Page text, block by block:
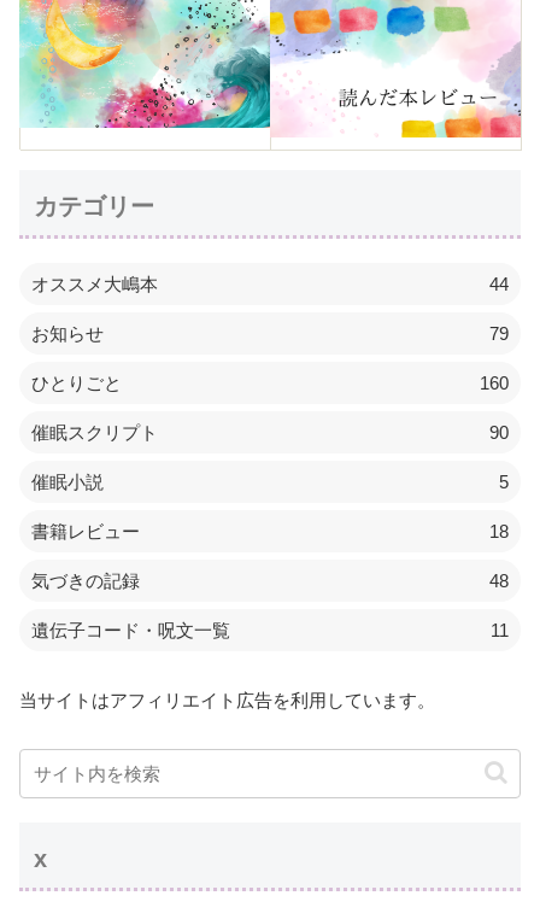
カテゴリー
オススメ大嶋本 44
お知らせ 79
ひとりごと 160
催眠スクリプト 90
催眠小説 5
書籍レビュー 18
気づきの記録 48
遺伝子コード・呪文一覧 11
当サイトはアフィリエイト広告を利用しています。
x